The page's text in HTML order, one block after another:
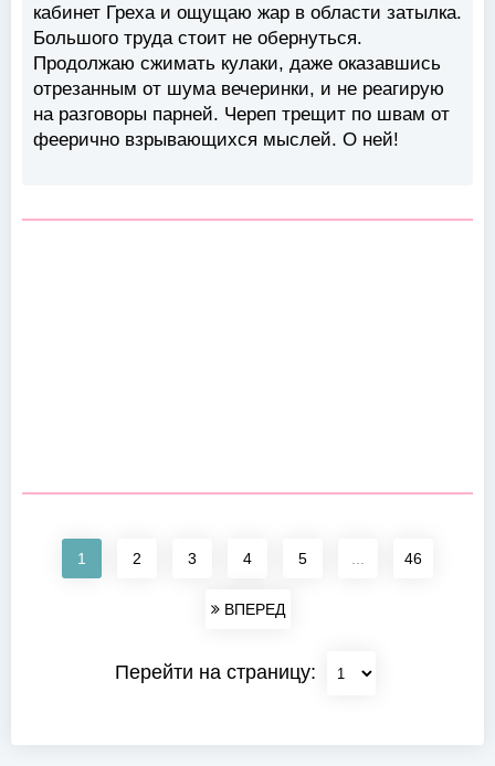
кабинет Греха и ощущаю жар в области затылка.
Большого труда стоит не обернуться.
Продолжаю сжимать кулаки, даже оказавшись
отрезанным от шума вечеринки, и не реагирую
на разговоры парней. Череп трещит по швам от
феерично взрывающихся мыслей. О ней!
1 2 3 4 5 ... 46
ВПЕРЕД
Перейти на страницу: